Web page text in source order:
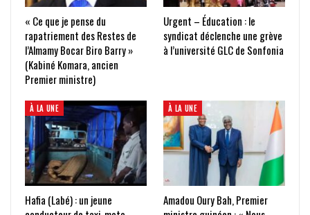
« Ce que je pense du
rapatriement des Restes de
l’Almamy Bocar Biro Barry »
(Kabiné Komara, ancien
Premier ministre)
Urgent – Éducation : le
syndicat déclenche une grève
à l’université GLC de Sonfonia
À LA UNE
Hafia (Labé) : un jeune
À LA UNE
Amadou Oury Bah, Premier